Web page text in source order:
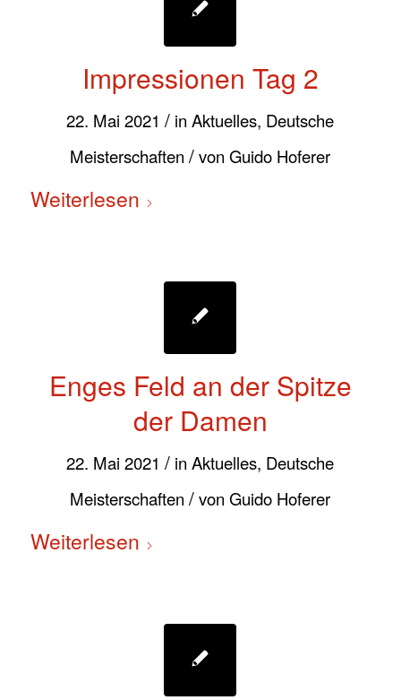
Impressionen Tag 2
22. Mai 2021 / inAktuelles, Deutsche
Meisterschaften / vonGuido Hoferer
Weiterlesen
Enges Feld an der Spitze
der Damen
22. Mai 2021 / inAktuelles, Deutsche
Meisterschaften / vonGuido Hoferer
Weiterlesen